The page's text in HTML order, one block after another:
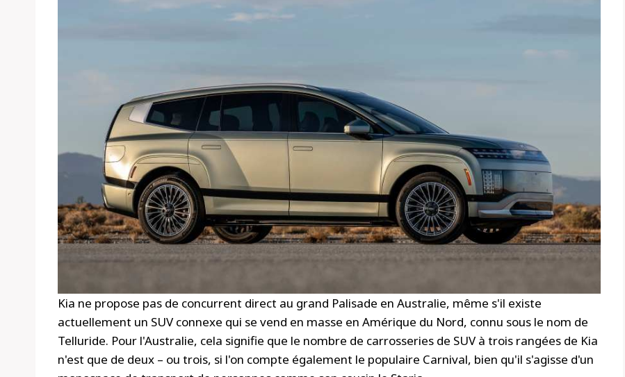
Kia ne propose pas de concurrent direct au grand Palisade en Australie, même s'il existe
actuellement un SUV connexe qui se vend en masse en Amérique du Nord, connu sous le nom de
Telluride. Pour l'Australie, cela signifie que le nombre de carrosseries de SUV à trois rangées de Kia
n'est que de deux – ou trois, si l'on compte également le populaire Carnival, bien qu'il s'agisse d'un